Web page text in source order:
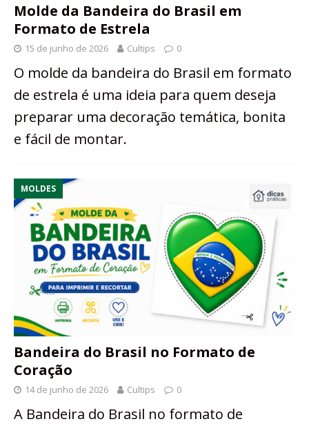
Molde da Bandeira do Brasil em
Formato de Estrela
15 de junho de 2026 Cultips 0
O molde da bandeira do Brasil em formato
de estrela é uma ideia para quem deseja
preparar uma decoração temática, bonita
e fácil de montar.
MOLDES
Bandeira do Brasil no Formato de
Coração
14 de junho de 2026 Cultips 0
A Bandeira do Brasil no formato de